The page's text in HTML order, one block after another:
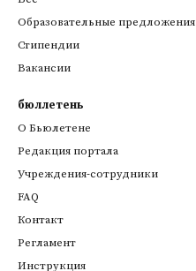
Образовательные предложения
Стипендии
Вакансии
бюллетень
О Бьюлетене
Редакция портала
Учреждения-сотрудники
FAQ
Контакт
Регламент
Инструкция